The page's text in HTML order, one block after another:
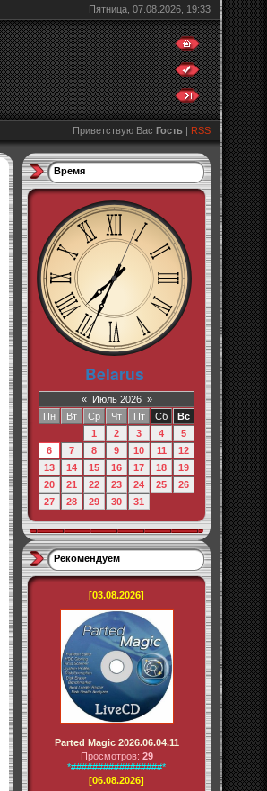
Пятница, 07.08.2026, 19:33
Приветствую Вас Гость | RSS
Время
« Июль 2026 »
Пн
Вт Ср Чт Пт Сб
Вс
1
2 3 4
5
6
7 8 9 10 11
12
13
14 15 16 17 18
19
20
21 22 23 24 25
26
27
28 29 30 31
Рекомендуем
[03.08.2026]
Parted Magic 2026.06.04.11
Просмотров: 29
*#################*
[06.08.2026]